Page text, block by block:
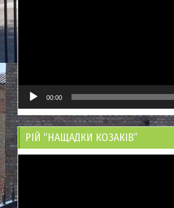
00:00
РІЙ “НАЩАДКИ КОЗАКІВ”